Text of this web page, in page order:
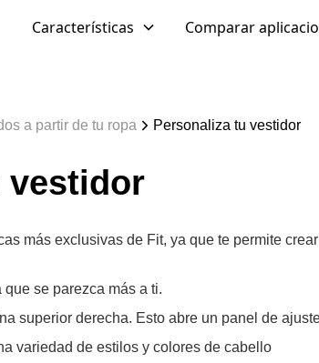
Características Comparar
a partir de tu ropa Personaliza tu vestidor
vestidor
más exclusivas de Fit, ya que te permite
se parezca más a ti.
superior derecha. Esto abre un panel de
variedad de estilos y colores de cabello